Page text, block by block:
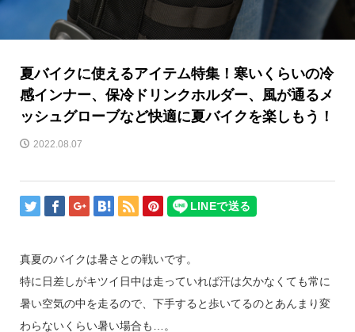
夏バイクに使えるアイテム特集！寒いくらいの冷
感インナー、保冷ドリンクホルダー、風が通るメ
ッシュグローブなど快適に夏バイクを楽しもう！
2022.08.07
真夏のバイクは暑さとの戦いです。
特に日差しがキツイ日中は走っていれば汗は欠かなくても常に
暑い空気の中を走るので、下手すると歩いてるのとあんまり変
わらないくらい暑い場合も…。